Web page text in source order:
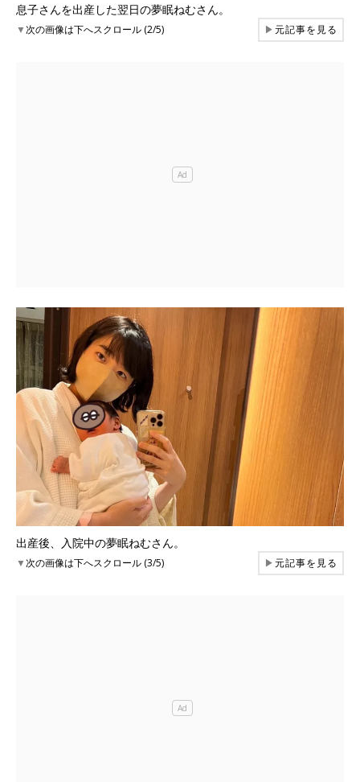
息子さんを出産した翌日の夢眠ねむさん。
▼次の画像は下へスクロール (2/5) ▶元記事を見る
出産後、入院中の夢眠ねむさん。
▼次の画像は下へスクロール (3/5) ▶元記事を見る